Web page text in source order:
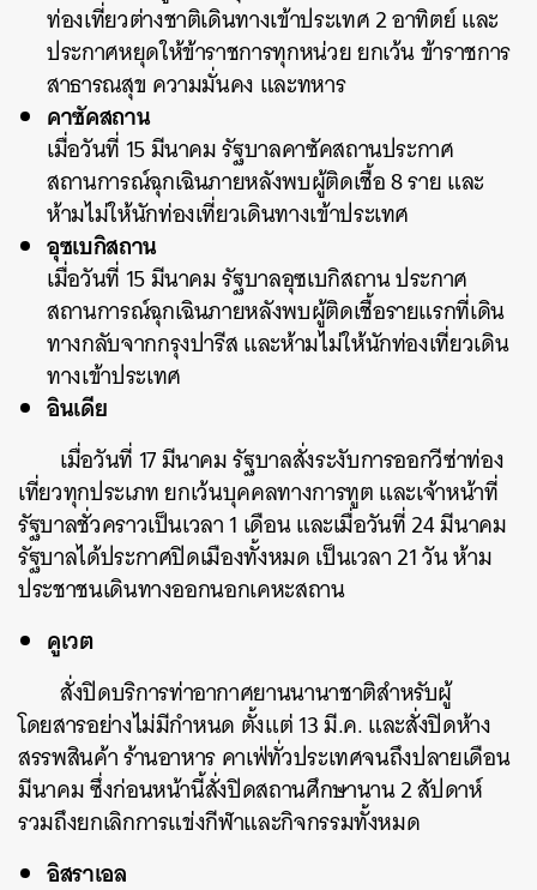
ท่องเที่ยวต่างชาติเดินทางเข้าประเทศ 2 อาทิตย์ และ
ประกาศหยุดให้ข้าราชการทุกหน่วย ยกเว้น ข้าราชการ
สาธารณสุข ความมั่นคง และทหาร
คาซัคสถาน
เมื่อวันที่ 15 มีนาคม รัฐบาลคาซัคสถานประกาศ
สถานการณ์ฉุกเฉินภายหลังพบผู้ติดเชื้อ 8 ราย และ
ห้ามไม่ให้นักท่องเที่ยวเดินทางเข้าประเทศ
อุซเบกิสถาน
เมื่อวันที่ 15 มีนาคม รัฐบาลอุซเบกิสถาน ประกาศ
สถานการณ์ฉุกเฉินภายหลังพบผู้ติดเชื้อรายแรกที่เดิน
ทางกลับจากกรุงปารีส และห้ามไม่ให้นักท่องเที่ยวเดิน
ทางเข้าประเทศ
อินเดีย
เมื่อวันที่ 17 มีนาคม รัฐบาลสั่งระงับการออกวีซ่าท่อง
เที่ยวทุกประเภท ยกเว้นบุคคลทางการทูต และเจ้าหน้าที่
รัฐบาลชั่วคราวเป็นเวลา 1 เดือน และเมื่อวันที่ 24 มีนาคม
รัฐบาลได้ประกาศปิดเมืองทั้งหมด เป็นเวลา 21 วัน ห้าม
ประชาชนเดินทางออกนอกเคหะสถาน
คูเวต
สั่งปิดบริการท่าอากาศยานนานาชาติสำหรับผู้
โดยสารอย่างไม่มีกำหนด ตั้งแต่ 13 มี.ค. และสั่งปิดห้าง
สรรพสินค้า ร้านอาหาร คาเฟ่ทั่วประเทศจนถึงปลายเดือน
มีนาคม ซึ่งก่อนหน้านี้สั่งปิดสถานศึกษานาน 2 สัปดาห์
รวมถึงยกเลิกการแข่งกีฬาและกิจกรรมทั้งหมด
อิสราเอล